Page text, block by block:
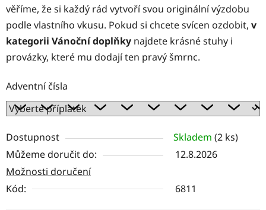
věříme, že si každý rád vytvoří svou originální výzdobu
podle vlastního vkusu. Pokud si chcete svícen ozdobit, v
kategorii Vánoční doplňky najdete krásné stuhy i
provázky, které mu dodají ten pravý šmrnc.
Adventní čísla
Dostupnost Skladem (2 ks)
Můžeme doručit do:
12.8.2026
Možnosti doručení
Kód:
6811